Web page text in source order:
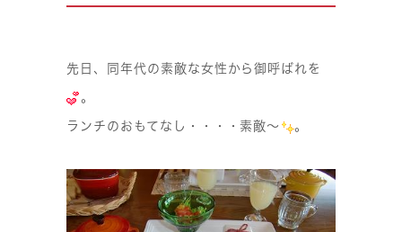
先日、同年代の素敵な女性から御呼ばれを
。
ランチのおもてなし・・・・素敵〜 。